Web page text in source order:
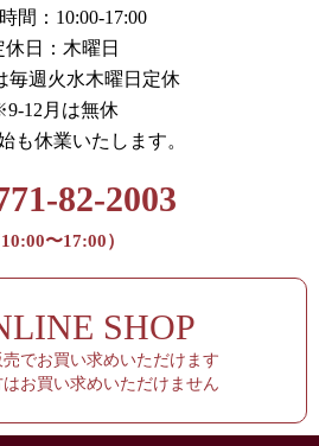
間：10:00-17:00
休日：木曜日
毎週火水木曜日定休
12月は無休
も休業いたします。
82-2003
10:00〜17:00）
SHOP
でお買い求めいただけます
お買い求めいただけません